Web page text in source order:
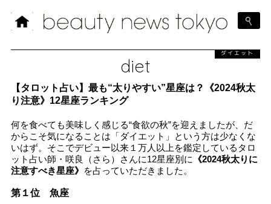
diet
ダイエット
【タロット占い】最も“太りやすい”星座は？《2024秋太
り注意》12星座ランキング
何を食べても美味しく感じる“食欲の秋”を迎えましたが、だ
からこそ気になることは「ダイエット」という方は少なくな
いはず。そこでデビュー以来１万人以上を鑑定しているタロ
ット占い師・咲良（さら）さんに12星座別に 《2024秋太りに
注意すべき星座》 を占っていただきました。
第１位 魚座